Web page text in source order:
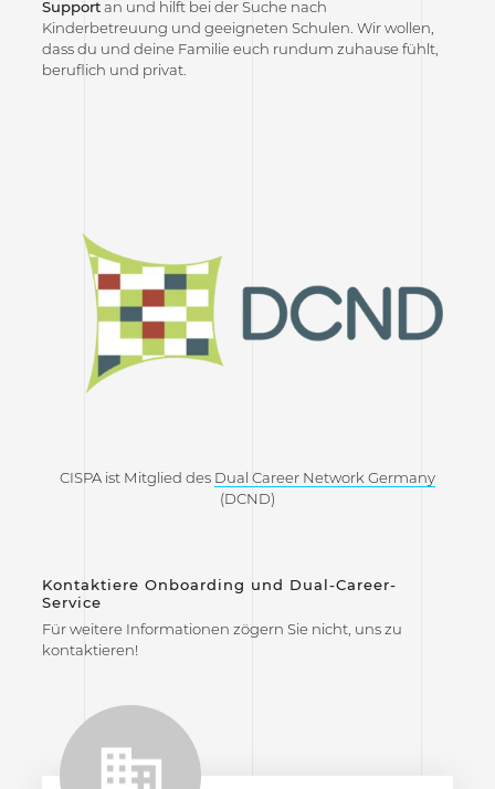
Supportan und hilft bei der Suche nach
Kinderbetreuung und geeigneten Schulen. Wir wollen,
dass du und deine Familie euch rundum zuhause fühlt,
beruflich und privat.
CISPA ist Mitglied des Dual Career Network Germany
(DCND)
Kontaktiere Onboarding und Dual-Career-
Service
Für weitere Informationen zögern Sie nicht, uns zu
kontaktieren!